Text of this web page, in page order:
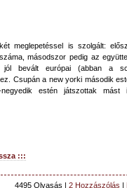
meglepetéssel is szolgált:
másodszor pedig az
bevált európai (abban a
Csupán a new yorki második
negyedik estén játszottak
:::
4495 Olvasás | 2 Hozzászólás |